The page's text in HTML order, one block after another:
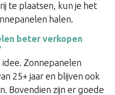
te plaatsen, kun je het
halen.
beter verkopen
Zonnepanelen
25+ jaar en blijven ook
Bovendien zijn er goede